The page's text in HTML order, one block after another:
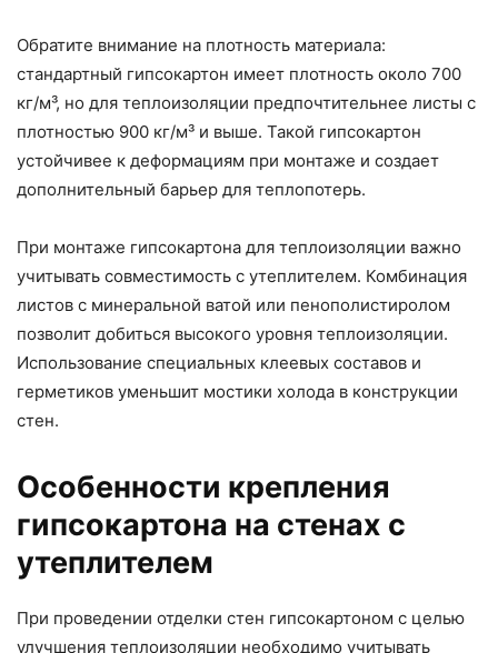
Обратите внимание на плотность материала:
стандартный гипсокартон имеет плотность около 700
кг/м³, но для теплоизоляции предпочтительнее листы с
плотностью 900 кг/м³ и выше. Такой гипсокартон
устойчивее к деформациям при монтаже и создает
дополнительный барьер для теплопотерь.
При монтаже гипсокартона для теплоизоляции важно
учитывать совместимость с утеплителем. Комбинация
листов с минеральной ватой или пенополистиролом
позволит добиться высокого уровня теплоизоляции.
Использование специальных клеевых составов и
герметиков уменьшит мостики холода в конструкции
стен.
Особенности крепления
гипсокартона на стенах с
утеплителем
При проведении отделки стен гипсокартоном с целью
улучшения теплоизоляции необходимо учитывать